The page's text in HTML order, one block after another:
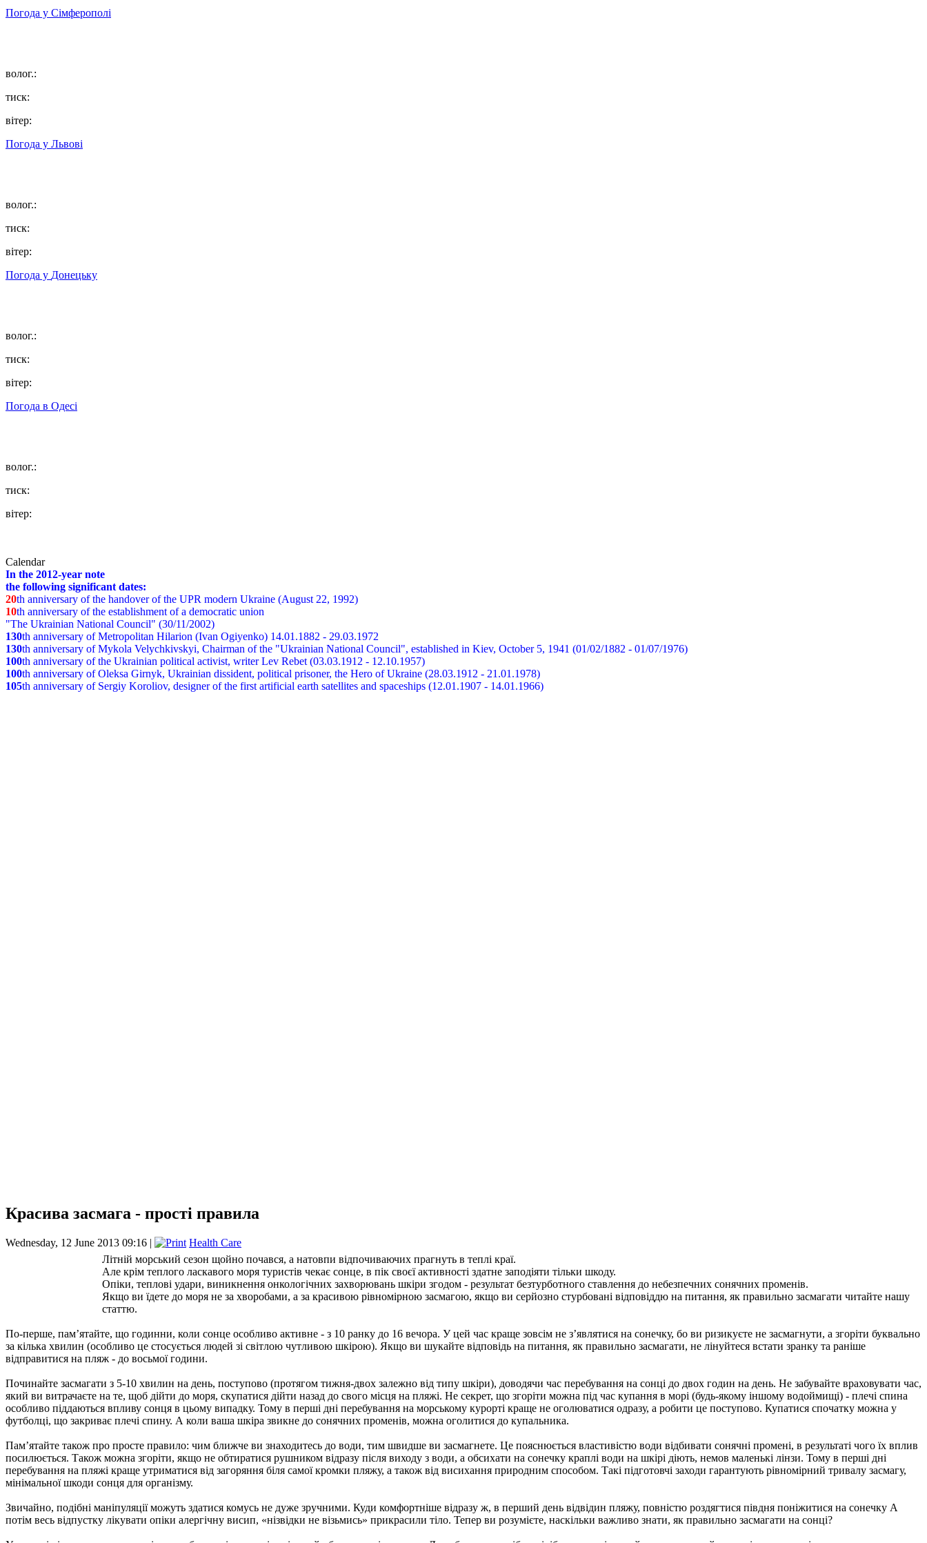
Погода у Сімферополі
волог.:
тиск:
вітер:
Погода у Львові
волог.:
тиск:
вітер:
Погода у Донецьку
волог.:
тиск:
вітер:
Погода в Одесі
волог.:
тиск:
вітер:
Calendar
In the 2012-year note
the following significant dates:
20th anniversary of the handover of the UPR modern Ukraine (August 22, 1992)
10th anniversary of the establishment of a democratic union
"The Ukrainian National Council" (30/11/2002)
130th anniversary of Metropolitan Hilarion (Ivan Ogiyenko) 14.01.1882 - 29.03.1972
130th anniversary of Mykola Velychkivskyi, Chairman of the "Ukrainian National Council", established in Kiev, October 5, 1941 (01/02/1882 - 01/07/1976)
100th anniversary of the Ukrainian political activist, writer Lev Rebet (03.03.1912 - 12.10.1957)
100th anniversary of Oleksa Girnyk, Ukrainian dissident, political prisoner, the Hero of Ukraine (28.03.1912 - 21.01.1978)
105th anniversary of Sergiy Koroliov, designer of the first artificial earth satellites and spaceships (12.01.1907 - 14.01.1966)
Красива засмага - прості правила
Wednesday, 12 June 2013 09:16 |
Health Care
Літній морський сезон щойно почався, а натовпи відпочиваючих прагнуть в теплі краї.
Але крім теплого ласкавого моря туристів чекає сонце, в пік своєї активності здатне заподіяти тільки шкоду.
Опіки, теплові удари, виникнення онкологічних захворювань шкіри згодом - результат безтурботного ставлення до небезпечних сонячних променів.
Якщо ви їдете до моря не за хворобами, а за красивою рівномірною засмагою, якщо ви серйозно стурбовані відповіддю на питання, як правильно засмагати читайте нашу
статтю.
По-перше, пам’ятайте, що годинни, коли сонце особливо активне - з 10 ранку до 16 вечора. У цей час краще зовсім не з’являтися на сонечку, бо ви ризикуєте не засмагнути, а згоріти буквально
за кілька хвилин (особливо це стосується людей зі світлою чутливою шкірою). Якщо ви шукайте відповідь на питання, як правильно засмагати, не лінуйтеся встати зранку та раніше
відправитися на пляж - до восьмої години.
Починайте засмагати з 5-10 хвилин на день, поступово (протягом тижня-двох залежно від типу шкіри), доводячи час перебування на сонці до двох годин на день. Не забувайте враховувати час,
який ви витрачаєте на те, щоб дійти до моря, скупатися дійти назад до свого місця на пляжі. Не секрет, що згоріти можна під час купання в морі (будь-якому іншому водоймищі) - плечі спина
особливо піддаються впливу сонця в цьому випадку. Тому в перші дні перебування на морському курорті краще не оголюватися одразу, а робити це поступово. Купатися спочатку можна у
футболці, що закриває плечі спину. А коли ваша шкіра звикне до сонячних променів, можна оголитися до купальника.
Пам’ятайте також про просте правило: чим ближче ви знаходитесь до води, тим швидше ви засмагнете. Це пояснюється властивістю води відбивати сонячні промені, в результаті чого їх вплив
посилюється. Також можна згоріти, якщо не обтиратися рушником відразу після виходу з води, а обсихати на сонечку краплі води на шкірі діють, немов маленькі лінзи. Тому в перші дні
перебування на пляжі краще утриматися від загоряння біля самої кромки пляжу, а також від висихання природним способом. Такі підготовчі заходи гарантують рівномірний тривалу засмагу,
мінімальної шкоди сонця для організму.
Звичайно, подібні маніпуляції можуть здатися комусь не дуже зручними. Куди комфортніше відразу ж, в перший день відвідин пляжу, повністю роздягтися півдня поніжитися на сонечку А
потім весь відпустку лікувати опіки алергічну висип, «нізвідки не візьмись» прикрасили тіло. Тепер ви розумієте, наскільки важливо знати, як правильно засмагати на сонці?